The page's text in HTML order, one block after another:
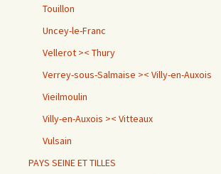
Touillon
Uncey-le-Franc
Vellerot >< Thury
Verrey-sous-Salmaise >< Villy-en-Auxois
Vieilmoulin
Villy-en-Auxois >< Vitteaux
Vulsain
PAYS SEINE ET TILLES